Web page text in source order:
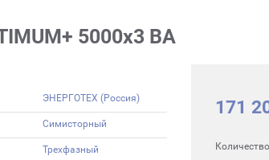
5000х3 ВА
ЭНЕРГОТЕХ (Россия)
Симисторный
Трехфазный
171
Количество